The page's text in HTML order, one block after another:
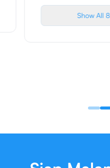
Riset keyword
Show All8